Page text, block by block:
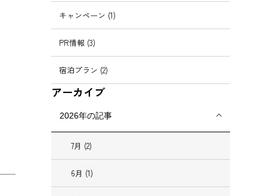
キャンペーン (1)
PR情報 (3)
宿泊プラン (2)
アーカイブ
2026年の記事
7月 (2)
6月 (1)